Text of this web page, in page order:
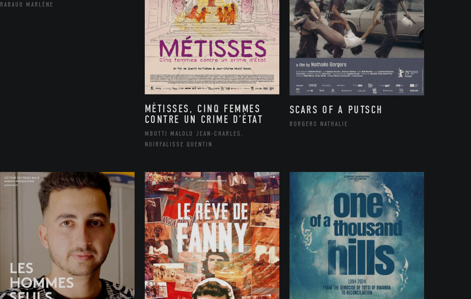
RABAUD MARLÈNE
MÉTISSES, CINQ FEMMES
CONTRE UN CRIME D’ÉTAT
MBOTTI MALOLO JEAN-CHARLES,
NOIRFALISSE QUENTIN
SCARS OF A PUTSCH
BORGERS NATHALIE